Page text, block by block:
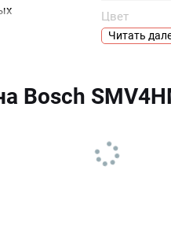
Цвет
Вес нетто, кг
Читать
Bosch